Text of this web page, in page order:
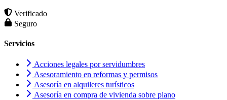
Verificado
Seguro
Servicios
Acciones legales por servidumbres
Asesoramiento en reformas y permisos
Asesoría en alquileres turísticos
Asesoría en compra de vivienda sobre plano